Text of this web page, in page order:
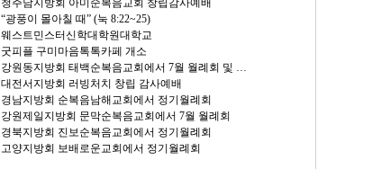
청주남지방회 아미순복음교회 창립감사예배
“광풍이 몰아칠 때” (눅 8:22~25)
웨스트민스터신학대학원대학교
굿피플 구미마음톡톡카페 개소
강원동지방회 태백순복음교회에서 7월 월례회 및 …
대전서지방회 러빙처치 창립 감사예배
경남지방회 순복음남해교회에서 정기월례회
강원제일지방회 문막순복음교회에서 7월 월례회
경북지방회 진보순복음교회에서 정기월례회
고양지방회 보배로운교회에서 정기월례회